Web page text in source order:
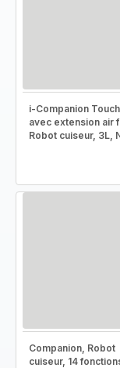
i-Companion
avec extension air
Robot cuiseur, 3L,
Companion, Robot
cuiseur, 14